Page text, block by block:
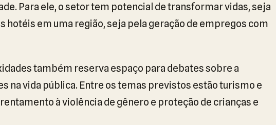
Para ele, o setor tem potencial de transformar vidas, seja
hotéis em uma região, seja pela geração de empregos com
também reserva espaço para debates sobre a
na vida pública. Entre os temas previstos estão turismo e
à violência de gênero e proteção de crianças e